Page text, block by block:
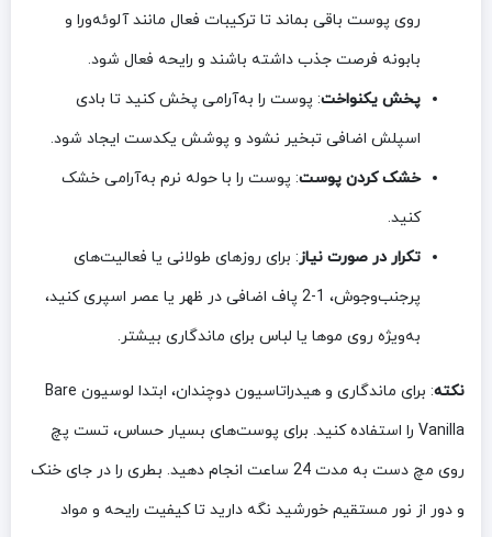
روی پوست باقی بماند تا ترکیبات فعال مانند آلوئه‌ورا و
بابونه فرصت جذب داشته باشند و رایحه فعال شود.
پخش یکنواخت: پوست را به‌آرامی پخش کنید تا بادی
اسپلش اضافی تبخیر نشود و پوشش یکدست ایجاد شود.
خشک کردن پوست: پوست را با حوله نرم به‌آرامی خشک
کنید.
تکرار در صورت نیاز: برای روزهای طولانی یا فعالیت‌های
پرجنب‌وجوش، 1-2 پاف اضافی در ظهر یا عصر اسپری کنید،
به‌ویژه روی موها یا لباس برای ماندگاری بیشتر.
نکته
: برای ماندگاری و هیدراتاسیون دوچندان، ابتدا لوسیون Bare
Vanilla را استفاده کنید. برای پوست‌های بسیار حساس، تست پچ
روی مچ دست به مدت 24 ساعت انجام دهید. بطری را در جای خنک
و دور از نور مستقیم خورشید نگه دارید تا کیفیت رایحه و مواد